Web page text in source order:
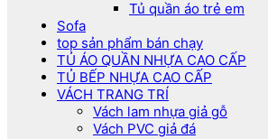
Tủ quần áo trẻ em
Sofa
top sản phẩm bán chạy
TỦ ÁO QUẦN NHỰA CAO CẤP
TỦ BẾP NHỰA CAO CẤP
VÁCH TRANG TRÍ
Vách lam nhựa giả gỗ
Vách PVC giả đá